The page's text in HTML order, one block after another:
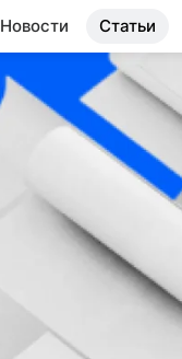
Новости Статьи